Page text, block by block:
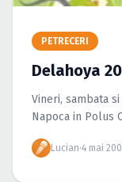
Caută în site...
PETRECERI
Delahoya
Vineri, sambata
Napoca in Polus
Lucian·4 mai